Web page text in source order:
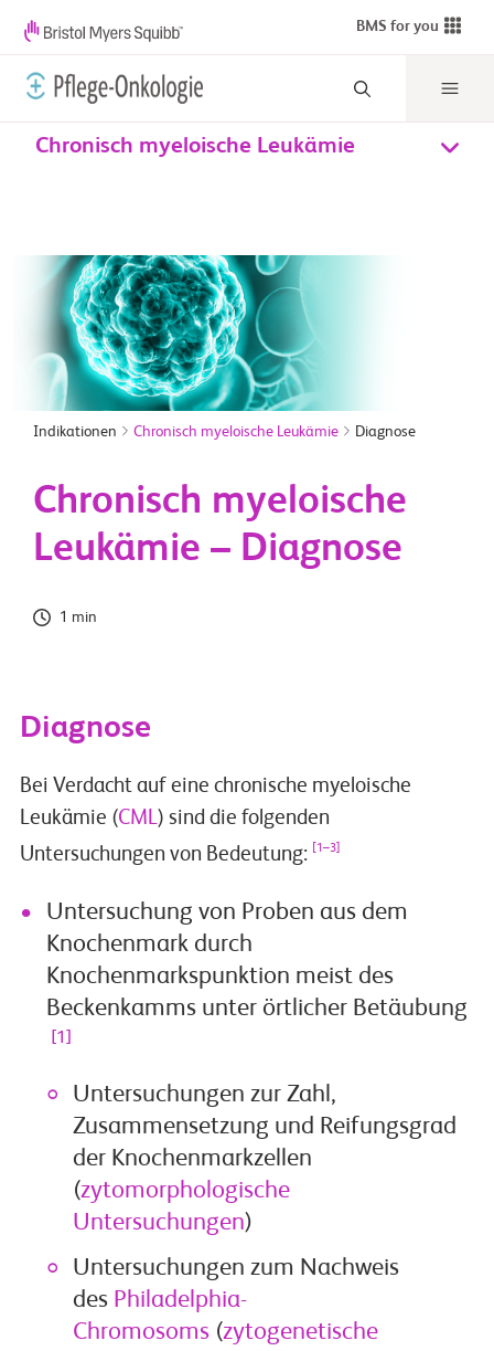
BMS for you
Chronisch myeloische Leukämie
Indikationen Chronisch myeloische Leukämie Diagnose
Chronisch myeloische
Leukämie – Diagnose
1 min
Diagnose
Bei Verdacht auf eine chronische myeloische
Leukämie (CML) sind die folgenden
Untersuchungen von Bedeutung:
[1–3]
Untersuchung von Proben aus dem
Knochenmark durch
Knochenmarkspunktion meist des
Beckenkamms unter örtlicher Betäubung
[1]
Untersuchungen zur Zahl,
Zusammensetzung und Reifungsgrad
der Knochenmarkzellen
(zytomorphologische
Untersuchungen)
Untersuchungen zum Nachweis
des Philadelphia-
Chromosoms(zytogenetische